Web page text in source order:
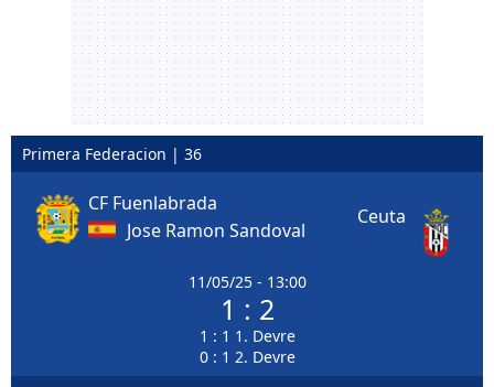
Primera Federacion | 36
CF Fuenlabrada
Jose Ramon Sandoval
11/05/25 - 13:00
1 : 2
1 : 1 1. Devre
0 : 1 2. Devre
Ceuta